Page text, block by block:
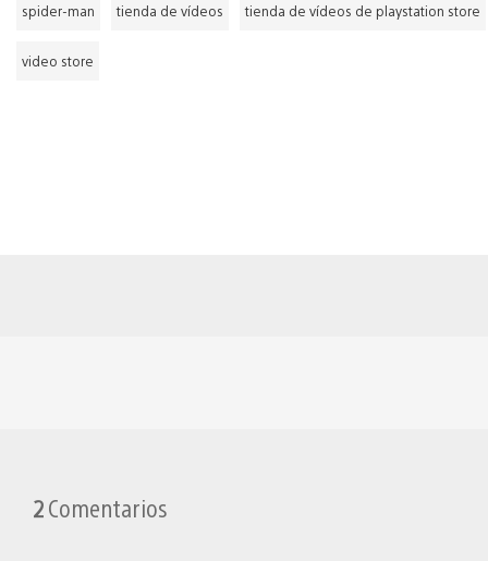
spider-man tienda de vídeos tienda de vídeos de playstation store
video store
2Comentarios